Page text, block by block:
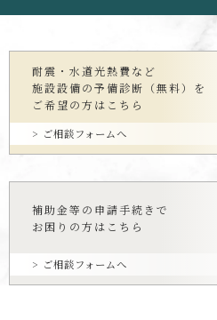
耐震・水道光熱費など
施設設備の予備診断（無料）を
ご希望の方はこちら
ご相談フォームへ
補助金等の申請手続きで
お困りの方はこちら
ご相談フォームへ